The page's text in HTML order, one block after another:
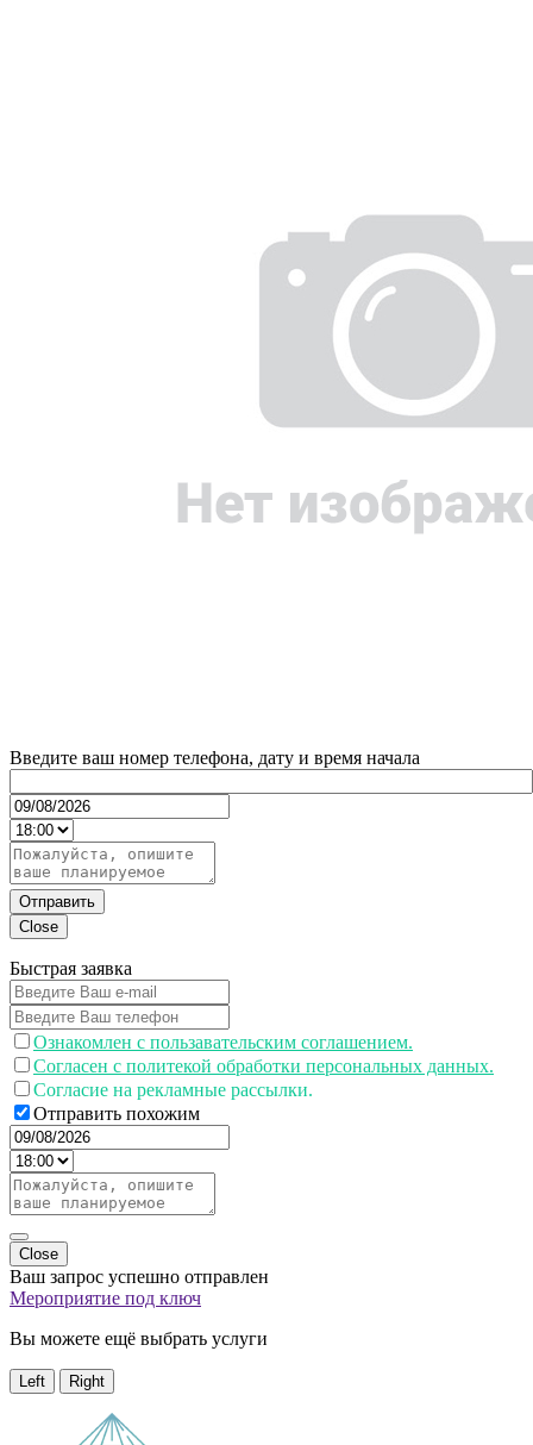
Введите ваш номер телефона, дату и время начала
Отправить
Close
Быстрая заявка
Ознакомлен с пользавательским соглашением.
Согласен с политекой обработки персональных данных.
Согласие на рекламные рассылки.
Отправить похожим
Close
Ваш запрос успешно отправлен
Мероприятие под ключ
Вы можете ещё выбрать услуги
Left Right